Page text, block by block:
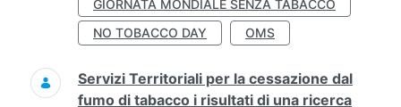
GIORNATA MONDIALE SENZA TABACCO
NO TOBACCO DAY
OMS
Servizi Territoriali per la cessazione dal
fumo di tabacco i risultati di una ricerca